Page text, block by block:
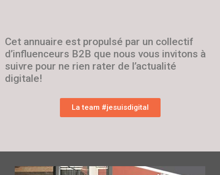
Cet annuaire est propulsé par un collectif
d’influenceurs B2B que nous vous invitons à
suivre pour ne rien rater de l’actualité
digitale!
La team #jesuisdigital